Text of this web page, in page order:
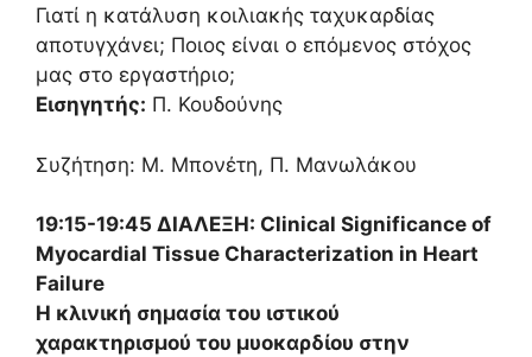
Γιατί η κατάλυση κοιλιακής ταχυκαρδίας
αποτυγχάνει; Ποιος είναι ο επόμενος στόχος
μας στο εργαστήριο;
Εισηγητής: Π. Κουδούνης
Συζήτηση: Μ. Μπονέτη, Π. Μανωλάκου
19:15-19:45 ΔΙΑΛΕΞΗ: Clinical Significance of
Myocardial Tissue Characterization in Heart
Failure
Η κλινική σημασία του ιστικού
χαρακτηρισμού του μυοκαρδίου στην